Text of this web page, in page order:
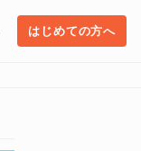
はじめての方へ